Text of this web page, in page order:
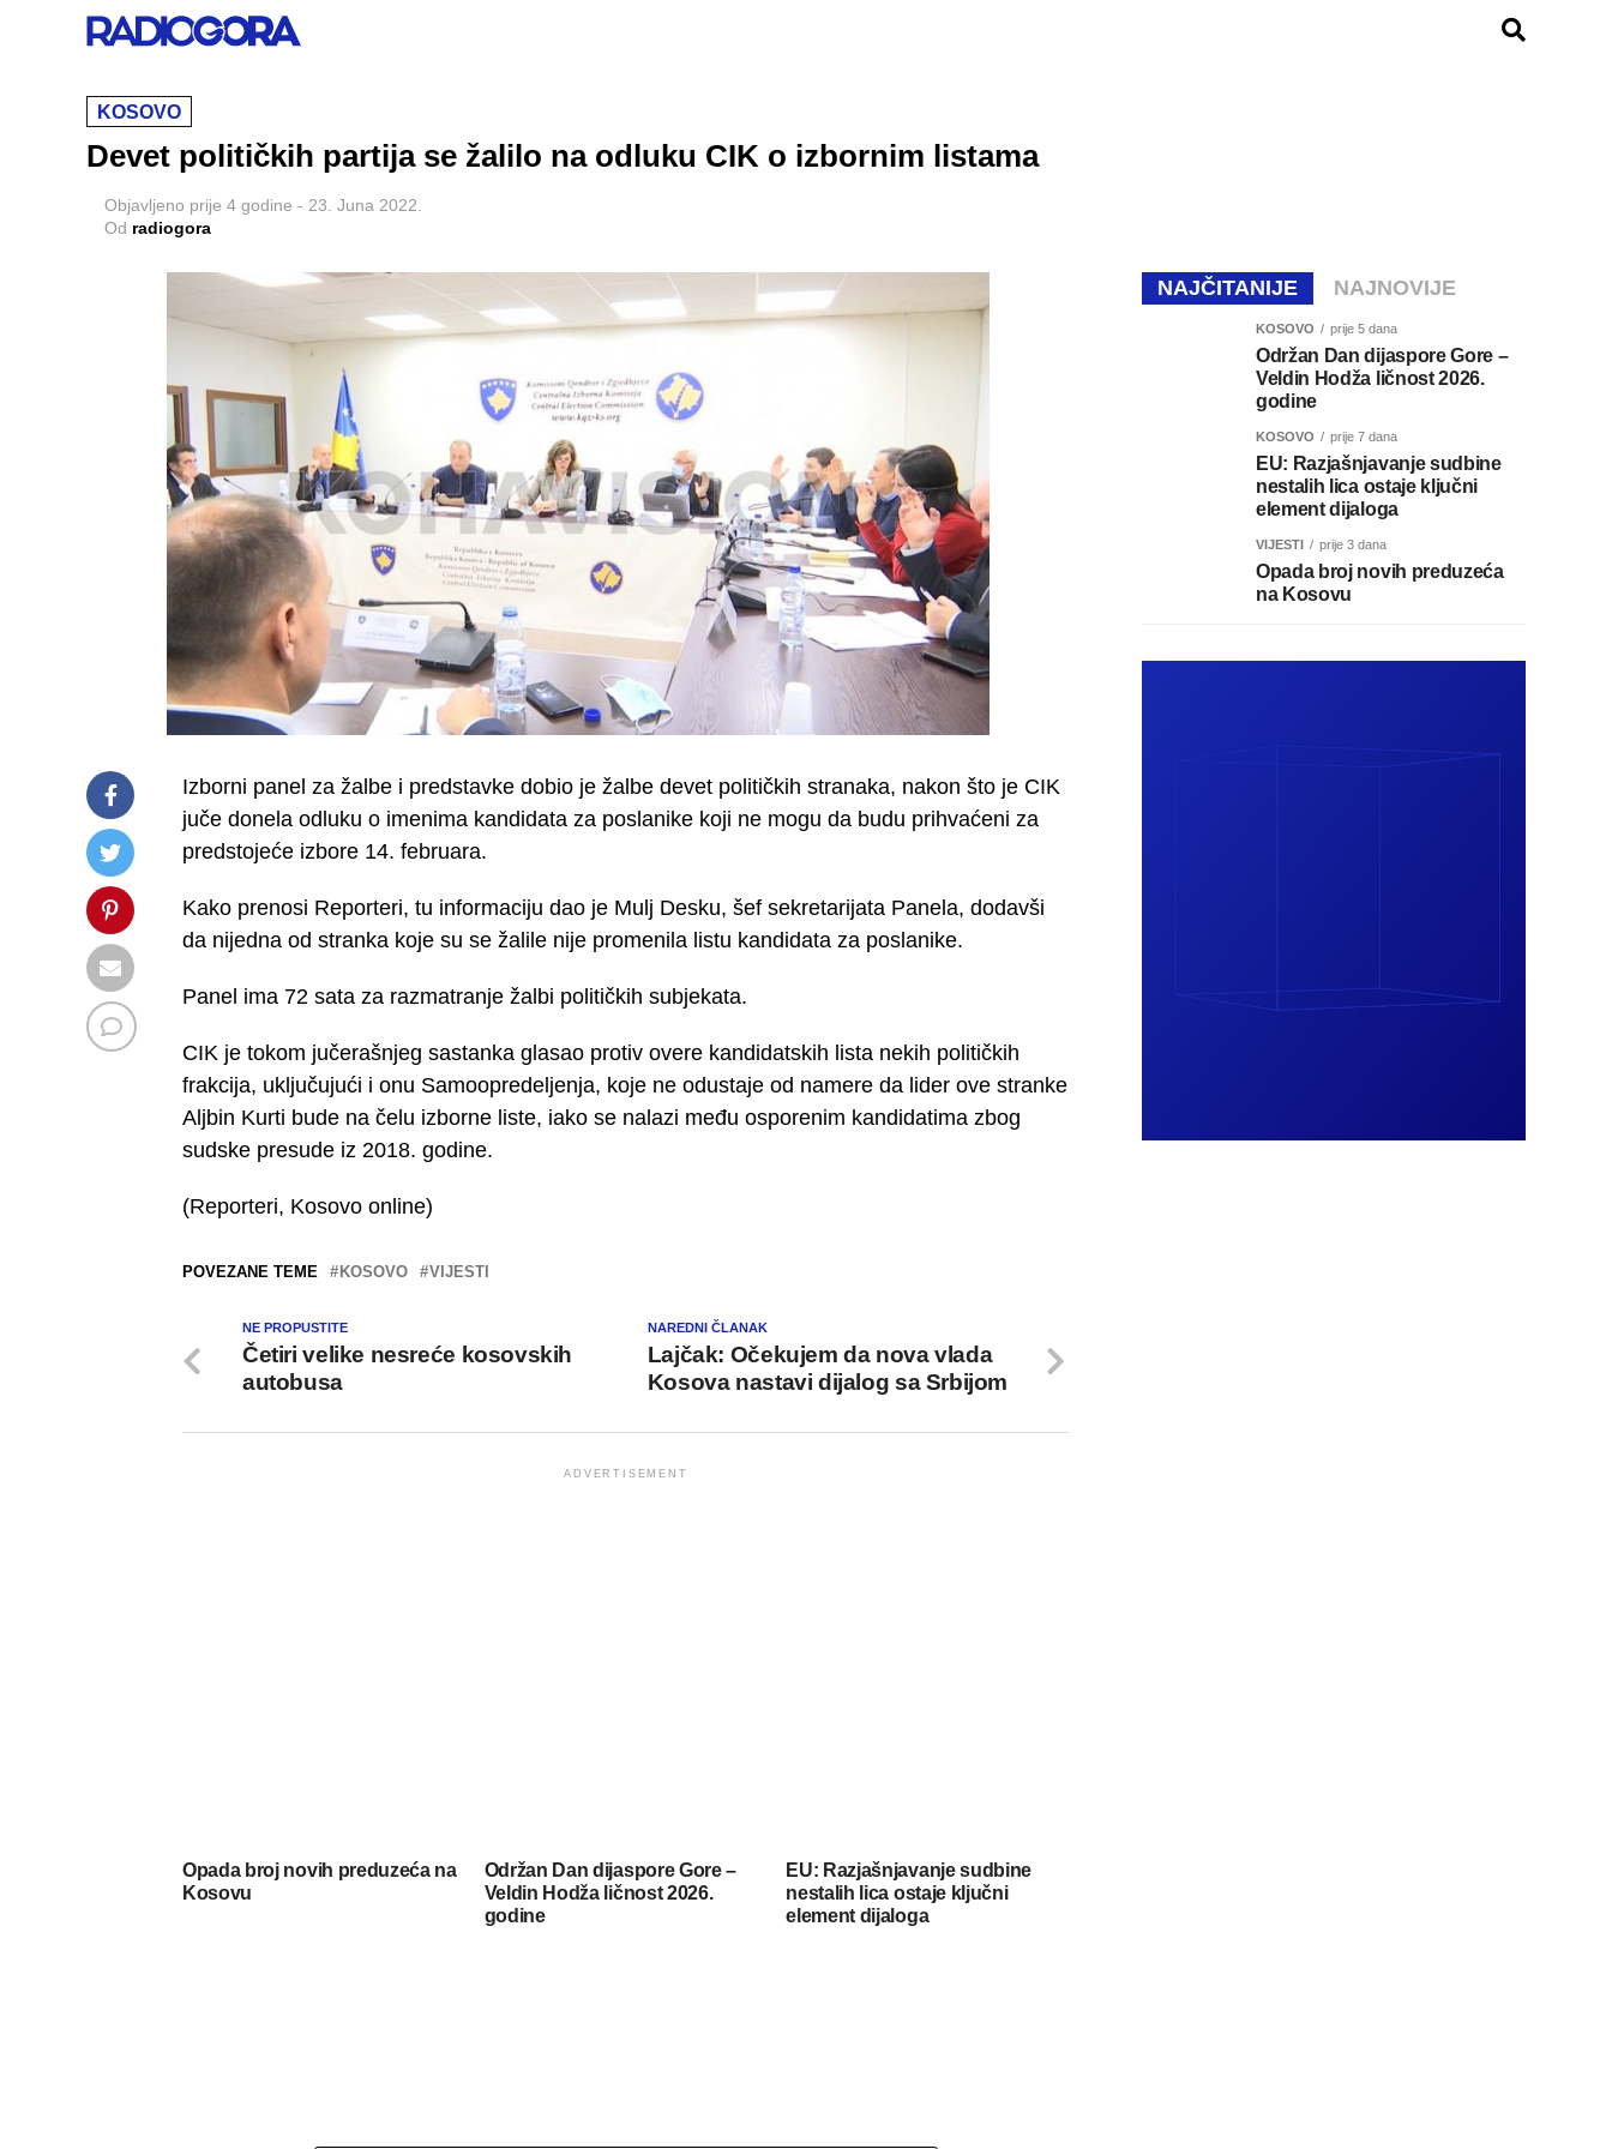
KOSOVO
Devet političkih partija se žalilo na odluku CIK o izbornim listama
Objavljeno prije 4 godine - 23. Juna 2022.
Od radiogora
Izborni panel za žalbe i predstavke dobio je žalbe devet političkih stranaka, nakon što je CIK
juče donela odluku o imenima kandidata za poslanike koji ne mogu da budu prihvaćeni za
predstojeće izbore 14. februara.
Kako prenosi Reporteri, tu informaciju dao je Mulj Desku, šef sekretarijata Panela, dodavši
da nijedna od stranka koje su se žalile nije promenila listu kandidata za poslanike.
Panel ima 72 sata za razmatranje žalbi političkih subjekata.
CIK je tokom jučerašnjeg sastanka glasao protiv overe kandidatskih lista nekih političkih
frakcija, uključujući i onu Samoopredeljenja, koje ne odustaje od namere da lider ove stranke
Aljbin Kurti bude na čelu izborne liste, iako se nalazi među osporenim kandidatima zbog
sudske presude iz 2018. godine.
(Reporteri, Kosovo online)
POVEZANE TEME KOSOVO VIJESTI
NAREDNI ČLANAK
Lajčak: Očekujem da nova vlada
Kosova nastavi dijalog sa Srbijom
NE PROPUSTITE
Četiri velike nesreće kosovskih
autobusa
ADVERTISEMENT
Opada broj novih preduzeća na
Kosovu
Održan Dan dijaspore Gore –
Veldin Hodža ličnost 2026.
godine
EU: Razjašnjavanje sudbine
nestalih lica ostaje ključni
element dijaloga
NAJČITANIJE NAJNOVIJE
KOSOVO prije 5 dana
Održan Dan dijaspore Gore –
Veldin Hodža ličnost 2026.
godine
KOSOVO prije 7 dana
EU: Razjašnjavanje sudbine
nestalih lica ostaje ključni
element dijaloga
VIJESTI prije 3 dana
Opada broj novih preduzeća
na Kosovu